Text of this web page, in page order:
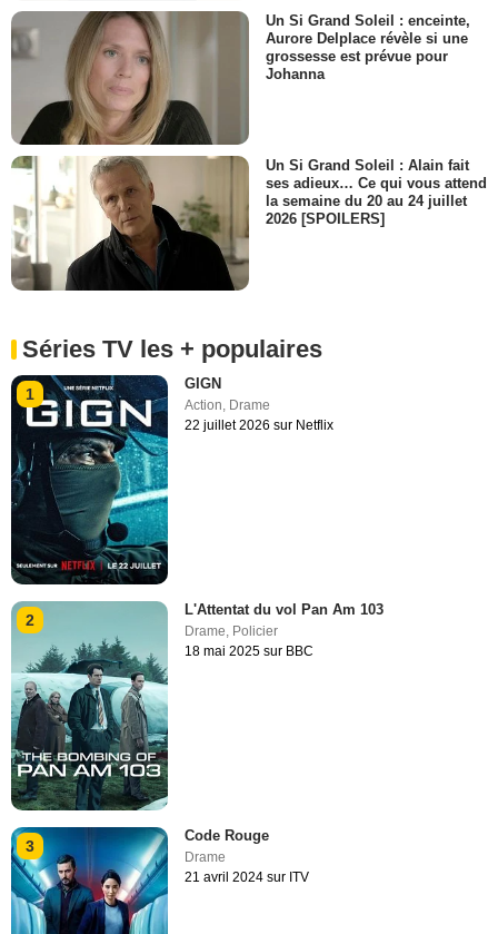
Un Si Grand Soleil : enceinte,
Aurore Delplace révèle si une
grossesse est prévue pour
Johanna
Un Si Grand Soleil : Alain fait
ses adieux… Ce qui vous attend
la semaine du 20 au 24 juillet
2026 [SPOILERS]
Séries TV les + populaires
1
GIGN
Action Drame
22 juillet 2026 sur Netflix
2
L'Attentat du vol Pan Am 103
Drame, Policier
18 mai 2025 sur BBC
3
Code Rouge
Drame
21 avril 2024 sur ITV